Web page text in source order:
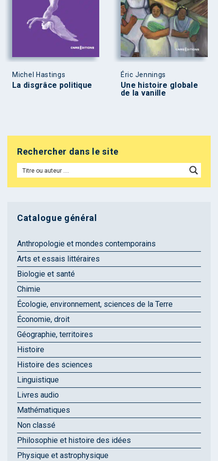
Michel Hastings
La disgrâce politique
Éric Jennings
Une histoire globale
de la vanille
Rechercher dans le site
Catalogue général
Anthropologie et mondes contemporains
Arts et essais littéraires
Biologie et santé
Chimie
Écologie, environnement, sciences de la Terre
Économie, droit
Géographie, territoires
Histoire
Histoire des sciences
Linguistique
Livres audio
Mathématiques
Non classé
Philosophie et histoire des idées
Physique et astrophysique